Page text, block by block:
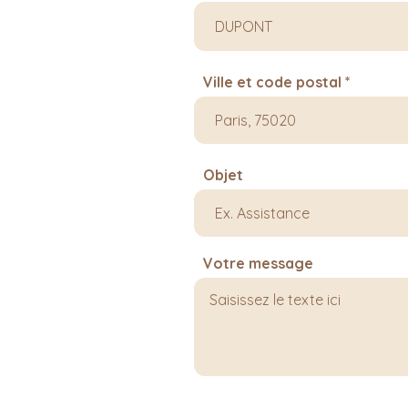
Ville et code postal
Objet
Votre message